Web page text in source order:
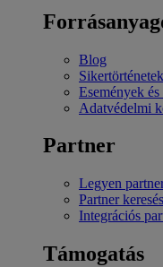
Blog
Sikertörténetek
Események
Adatvédelmi
Partner
Legyen
Partner
Integrációs
Támogatás